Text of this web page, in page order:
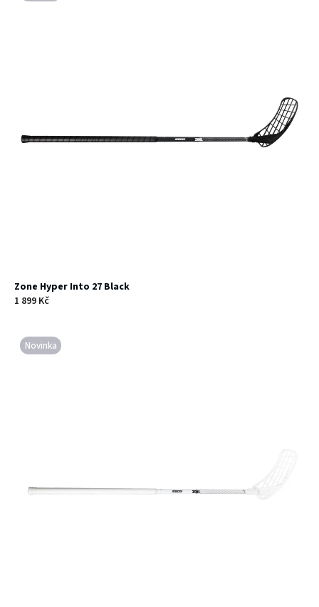
Zone Hyper Into 27 Black
1 899 Kč
Novinka